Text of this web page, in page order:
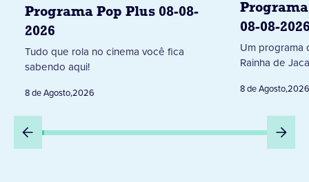
Programa Pop Plus 08-08-
2026
Tudo que rola no cinema você fica
sabendo aqui!
8 de Agosto,2026
08-08-
Um programa
Rainha de
8 de Agosto,2026